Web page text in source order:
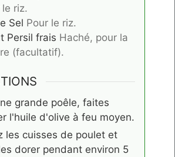
riz.
Sel Pour le riz.
Persil frais Haché, pour la
(facultatif).
grande poêle, faites
l'huile d'olive à feu moyen.
les cuisses de poulet et
dorer pendant environ 5